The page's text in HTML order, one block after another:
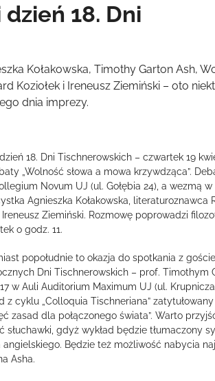
18. Dni
Kołakowska, Timothy Garton Ash,
Koziołek i Ireneusz Ziemiński – oto
dnia imprezy.
18. Dni Tischnerowskich – czwartek 19
„Wolność słowa a mowa krzywdząca”.
Novum UJ (ul. Gołębia 24), a wezmą w
Agnieszka Kołakowska, literaturoznawca
Ziemiński. Rozmowę poprowadzi
o godz. 11.
popołudnie to okazja do spotkania z
Dni Tischnerowskich – prof. Timothym
w Auli Auditorium Maximum UJ (ul.
z cyklu „Colloquia Tischneriana” zatytułowany
zasad dla połączonego świata”. Warto
słuchawki, gdyż wykład będzie tłumaczony
angielskiego. Będzie też możliwość nabycia
Asha.